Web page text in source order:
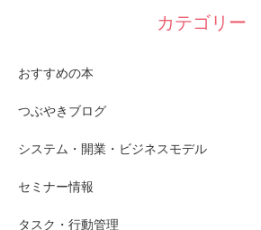
カテゴリー
おすすめの本
つぶやきブログ
システム・開業・ビジネスモデル
セミナー情報
タスク・行動管理